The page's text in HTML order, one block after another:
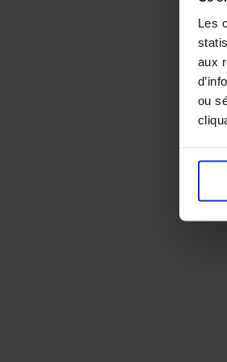
Les
aux
ou